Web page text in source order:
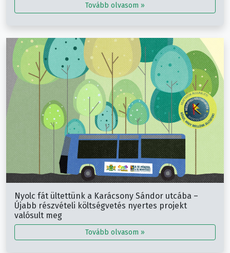
Tovább olvasom »
Nyolc fát ültettünk a Karácsony Sándor utcába –
Újabb részvételi költségvetés nyertes projekt
valósult meg
Tovább olvasom »